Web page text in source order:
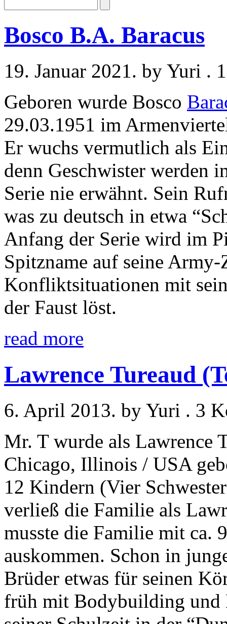
Bosco B.A. Baracus
19. Januar 2021. by Yuri .
Geboren wurde Bosco
29.03.1951 im
Er wuchs vermutlich als
denn Geschwister werden
Serie nie erwähnt. Sein
was zu deutsch in etwa
Anfang der Serie wird im
Spitzname auf seine
Konfliktsituationen mit
der Faust löst.
read more
Lawrence Tureaud
6. April 2013. by Yuri . 3
Mr. T wurde als Lawrence
Chicago, Illinois / USA
12 Kindern (Vier
verließ die Familie als
musste die Familie mit ca.
auskommen. Schon in
Brüder etwas für seinen
früh mit Bodybuilding und